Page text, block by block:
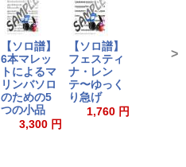
【ソロ譜】
6本マレッ
トによるマ
リンバソロ
のための5
つの小品
3,300 円
【ソロ譜】
フェスティ
ナ・レン
テ〜ゆっく
り急げ
1,760 円
>